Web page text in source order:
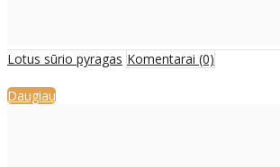
Lotus sūrio pyragas Komentarai (0)
Daugiau